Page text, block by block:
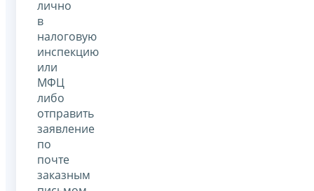
лично
в
налоговую
инспекцию
или
МФЦ
либо
отправить
заявление
по
почте
заказным